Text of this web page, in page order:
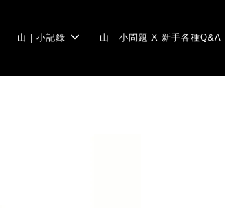
山｜小記錄 山｜小問題 X 新手各種Q&A